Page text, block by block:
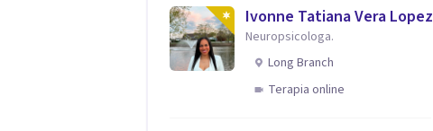
Ivonne Tatiana Vera Lopez
Neuropsicologa.
Long Branch
Terapia online